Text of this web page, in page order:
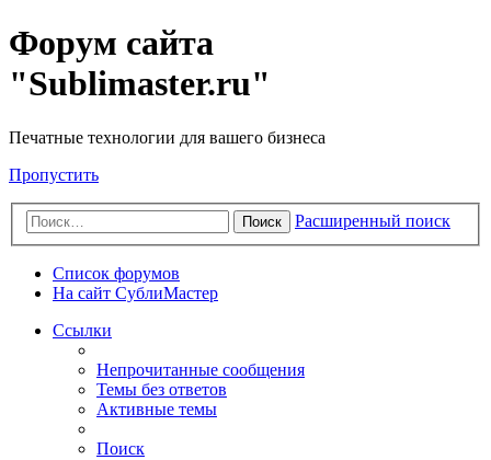
Форум сайта
"Sublimaster.ru"
Печатные технологии для вашего бизнеса
Пропустить
Поиск Расширенный поиск
Список форумов
На сайт СублиМастер
Ссылки
Непрочитанные сообщения
Темы без ответов
Активные темы
Поиск